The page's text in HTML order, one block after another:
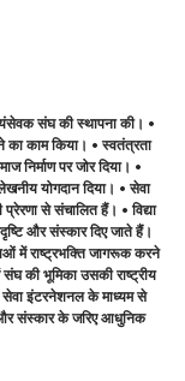
संघ की स्थापना की। •
काम किया। • स्वतंत्रता
निर्माण पर जोर दिया। •
योगदान दिया। • सेवा
से संचालित हैं। • विद्या
और संस्कार दिए जाते हैं।
में राष्ट्रभक्ति जागरूक करने
की भूमिका उसकी राष्ट्रीय
सेवा इंटरनेशनल के माध्यम से
संस्कार के जरिए आधुनिक